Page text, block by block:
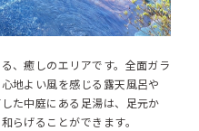
、癒しのエリアです。全面ガラ
地よい風を感じる露天風呂や
た中庭にある足湯は、足元か
らげることができます。